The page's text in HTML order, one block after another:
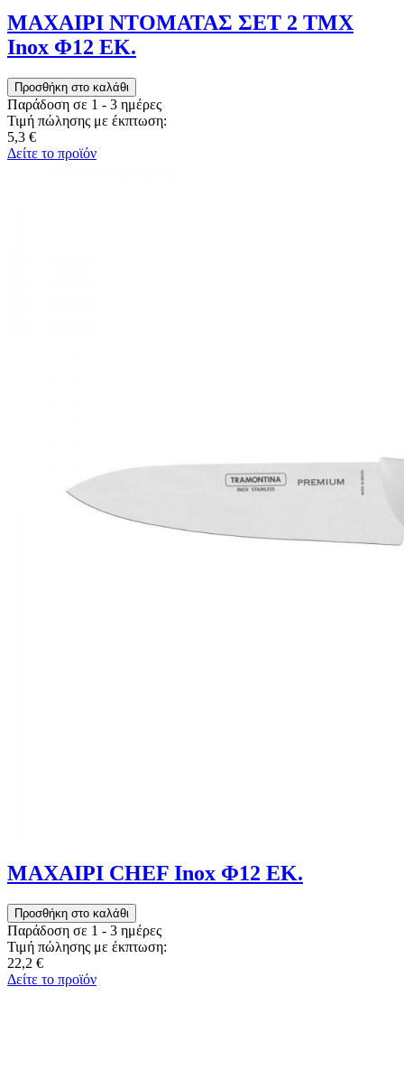
ΜΑΧΑΙΡΙ ΝΤΟΜΑΤΑΣ ΣΕΤ 2 ΤΜΧ
Inox Φ12 ΕΚ.
Παράδοση σε 1 - 3 ημέρες
Τιμή πώλησης με έκπτωση:
5,3 €
Δείτε το προϊόν
ΜΑΧΑΙΡΙ CHEF Inox Φ12 ΕΚ.
Παράδοση σε 1 - 3 ημέρες
Τιμή πώλησης με έκπτωση:
22,2 €
Δείτε το προϊόν